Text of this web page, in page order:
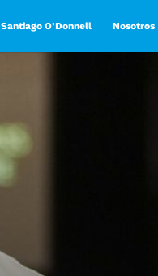
Santiago O’Donnell Nosotros